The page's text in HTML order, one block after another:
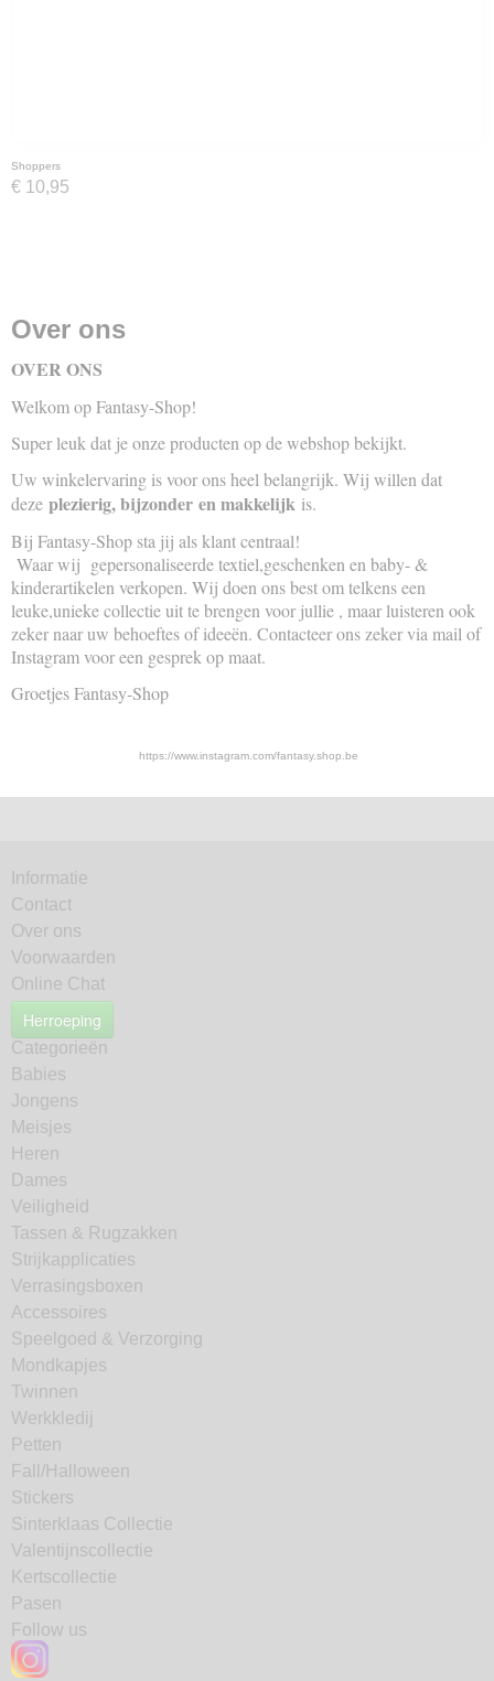
Shoppers
€ 10,95
Over ons
OVER ONS
Welkom op Fantasy-Shop!
Super leuk dat je onze producten op de webshop bekijkt.
Uw winkelervaring is voor ons heel belangrijk. Wij willen dat
deze plezierig, bijzonder en makkelijk is.
Bij Fantasy-Shop sta jij als klant centraal!
Waar wij gepersonaliseerde textiel,geschenken en baby- &
kinderartikelen verkopen. Wij doen ons best om telkens een
leuke,unieke collectie uit te brengen voor jullie , maar luisteren ook
zeker naar uw behoeftes of ideeën. Contacteer ons zeker via mail of
Instagram voor een gesprek op maat.
Groetjes Fantasy-Shop
https://www.instagram.com/fantasy.shop.be
Informatie
Contact
Over ons
Voorwaarden
Online Chat
Herroeping
Categorieën
Babies
Jongens
Meisjes
Heren
Dames
Veiligheid
Tassen & Rugzakken
Strijkapplicaties
Verrasingsboxen
Accessoires
Speelgoed & Verzorging
Mondkapjes
Twinnen
Werkkledij
Petten
Fall/Halloween
Stickers
Sinterklaas Collectie
Valentijnscollectie
Kertscollectie
Pasen
Follow us